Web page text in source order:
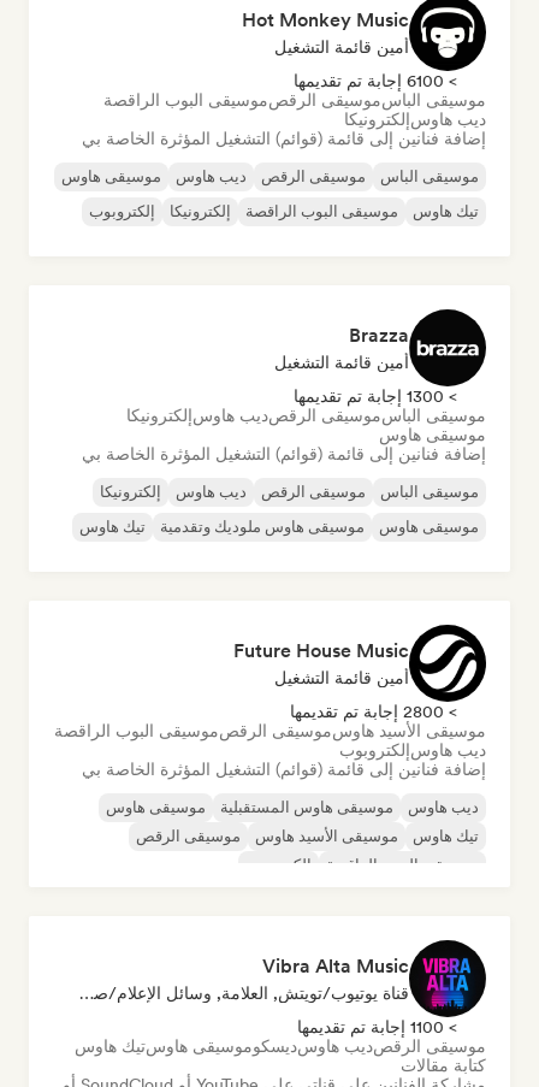
Hot Monkey Music
أمين قائمة التشغيل
> 6100 إجابة تم تقديمها
موسيقى الباسموسيقى الرقصموسيقى البوب الراقصة
ديب هاوسإلكترونيكا
إضافة فنانين إلى قائمة (قوائم) التشغيل المؤثرة الخاصة بي
موسيقى الباس موسيقى الرقص ديب هاوس
موسيقى هاوس
تيك هاوس
موسيقى البوب الراقصة إلكترونيكا إلكتروبوب
Brazza
أمين قائمة التشغيل
> 1300 إجابة تم تقديمها
موسيقى الباسموسيقى الرقصديب هاوسإلكترونيكا
موسيقى هاوس
إضافة فنانين إلى قائمة (قوائم) التشغيل المؤثرة الخاصة بي
موسيقى الباس موسيقى الرقص ديب هاوس
إلكترونيكا
موسيقى هاوس
موسيقى هاوس ملوديك وتقدمية تيك هاوس
Future House Music
أمين قائمة التشغيل
> 2800 إجابة تم تقديمها
موسيقى الأسيد هاوسموسيقى الرقصموسيقى البوب الراقصة
ديب هاوسإلكتروبوب
إضافة فنانين إلى قائمة (قوائم) التشغيل المؤثرة الخاصة بي
ديب هاوس موسيقى هاوس المستقبلية
موسيقى هاوس
تيك هاوس
موسيقى الأسيد هاوس
موسيقى الرقص
موسيقى البوب الراقصة
إلكتروبوب
Vibra Alta Music
قناة يوتيوب/تويتش, العلامة, وسائل الإعلام/صحفي, الناشر, خبير الصوت
> 1100 إجابة تم تقديمها
موسيقى الرقصديب هاوسديسكوموسيقى هاوستيك هاوس
كتابة مقالات